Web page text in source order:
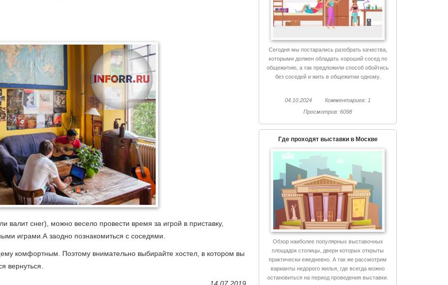
валит снег), можно весело провести время за игрой в приставку,
играми.А заодно познакомиться с соседями.
комфортным. Поэтому внимательно выбирайте хостел, в котором вы
вернуться.
Сегодня мы постарались разобрать качества,
которыми должен обладать хороший сосед по
общежитию, а так предложили способ обойтись
без соседей и жить в общежитии одному.
04.10.2024
Комментариев: 1
Просмотров: 6098
Где проходят выставки в Москве
Обзор наиболее популярных выставочных
площадок столицы, двери которых открыты
практически ежедневно. А так же рассмотрим
варианты недорого жилья, где всегда можно
остановиться на период проведения выставки.